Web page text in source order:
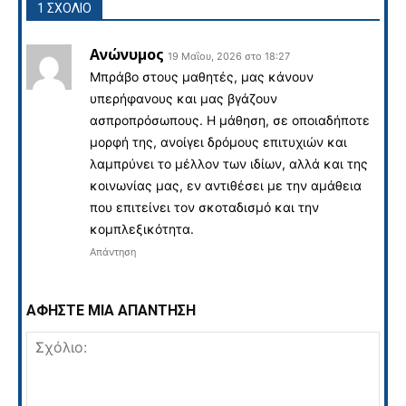
1 ΣΧΟΛΙΟ
Ανώνυμος 19 Μαΐου, 2026 στο 18:27
Mπράβο στους μαθητές, μας κάνουν
υπερήφανους και μας βγάζουν
ασπροπρόσωπους. Η μάθηση, σε οποιαδήποτε
μορφή της, ανοίγει δρόμους επιτυχιών και
λαμπρύνει το μέλλον των ιδίων, αλλά και της
κοινωνίας μας, εν αντιθέσει με την αμάθεια
που επιτείνει τον σκοταδισμό και την
κομπλεξικότητα.
Απάντηση
ΑΦΗΣΤΕ ΜΙΑ ΑΠΑΝΤΗΣΗ